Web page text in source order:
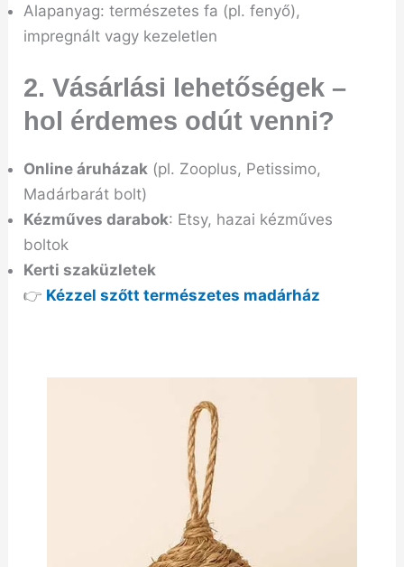
Alapanyag: természetes fa (pl. fenyő),
impregnált vagy kezeletlen
2. Vásárlási lehetőségek –
hol érdemes odút venni?
Online áruházak (pl. Zooplus, Petissimo,
Madárbarát bolt)
Kézműves darabok: Etsy, hazai kézműves
boltok
Kerti szaküzletek
👉 Kézzel szőtt természetes madárház